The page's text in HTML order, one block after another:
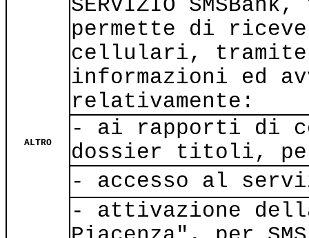
ALTRO
SERVIZIO
permette di
cellulari, tramite
informazioni ed
relativamente:
- ai rapporti di
dossier titoli, per
- accesso al
- attivazione